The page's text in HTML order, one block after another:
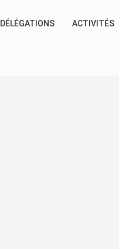
DÉLÉGATIONS ACTIVITÉS